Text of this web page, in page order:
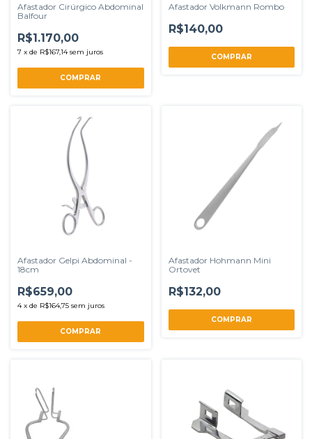
Afastador Cirúrgico Abdominal
Balfour
R$1.170,00
7 x de R$167,14 sem juros
COMPRAR
Afastador Volkmann Rombo
R$140,00
COMPRAR
Afastador Gelpi Abdominal -
18cm
R$659,00
4 x de R$164,75 sem juros
Afastador Hohmann Mini
Ortovet
R$132,00
COMPRAR